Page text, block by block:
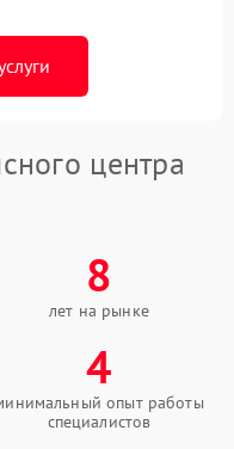
центра
8
лет на рынке
4
опыт работы
специалистов